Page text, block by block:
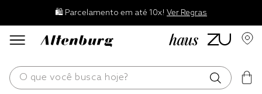
🛍️ Parcelamento em até 10x! Ver Regras
O que você busca hoje?